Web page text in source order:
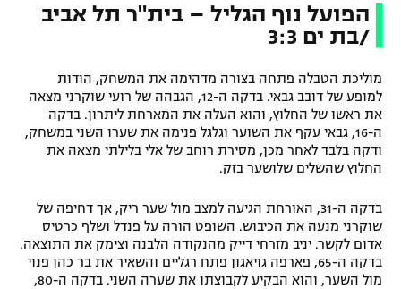
הפועל נוף הגליל – בית"ר תל אביב
/בת ים 3:3
מוליכת הטבלה פתחה בצורה מדהימה את המשחק, הודות
למופע של דובב גבאי. בדקה ה-12, הגבהה של רועי שוקרני מצאה
את ראשו של החלוץ, והוא העלה את המארחת ליתרון. בדקה
ה-16, גבאי עקף את השוער וגלגל פנימה את שערו השני במשחק,
ודקה בלבד לאחר מכן, מסירת רוחב של אלי בלילתי מצאה את
החלוץ שהשלים שלושער בזק.
בדקה ה-31, האורחת הגיעה למצב מול שער ריק, אך דחיפה של
שוקרני מנעה את הכיבוש. השופט הורה על פנדל ושלף כרטיס
אדום לקשר. יניב מזרחי דייק מהנקודה הלבנה וצימק את התוצאה.
בדקה ה-65, פארפה גויאגון פתח רגליים והשאיר את בר כהן פנוי
מול השער, והוא הבקיע לקבוצתו את שערה השני. בדקה ה-80,